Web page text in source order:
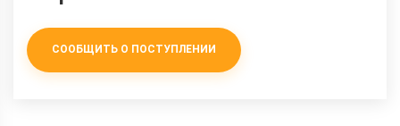
СООБЩИТЬ О ПОСТУПЛЕНИИ